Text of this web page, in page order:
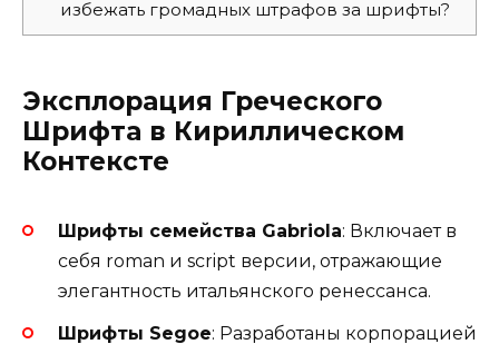
избежать громадных штрафов за шрифты?
Эксплорация Греческого
Шрифта в Кириллическом
Контексте
Шрифты семейства Gabriola: Включает в
себя roman и script версии, отражающие
элегантность итальянского ренессанса.
Шрифты Segoe: Разработаны корпорацией